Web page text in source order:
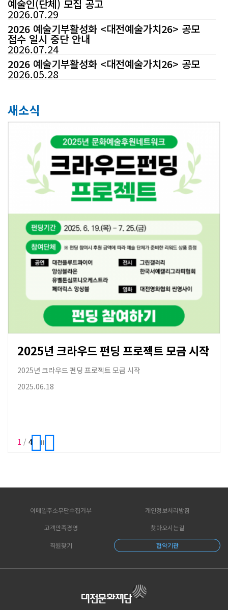
예술인(단체) 모집 공고
2026.07.29
2026 예술기부활성화 <대전예술가치26> 공모
접수 일시 중단 안내
2026.07.24
2026 예술기부활성화 <대전예술가치26> 공모
2026.05.28
새소식
2022 문화예술후원네트워크지원 <
크라우드 펀딩> 시범사업
2022 문화예술후원네트워크지원 <크라우드 펀딩>
크라우드 펀딩: 자금이 필요한 개인, 단체, 기업이 웹이나 모바일
네트워크 등을 이용해 불특정 다수로부터 자금을 모으는 것을
(SEE-ART) → 프로젝트 → 참여신청- 신청대상 : 2022년 10월
프로젝트- 지원내용 : 펀딩 목표 금액, 최소 100만원 이상 달성 시
2022-11-21 15:00:39 카드뉴스에서 복사 됨] [이 게시물은
최고관리자님에 의해 2022-11-21 15:00:49 카드뉴스에서 복사
2025년 크라우드 펀딩 프로젝트 모금 시작
2025년 크라우드 펀딩 프로젝트 모금 시작
2025.06.18
2025.06.18
1 / 4
고객만족경영
개인정보처리방침
이메일주소무단수집거부
찾아오시는길
직원찾기 협약기관